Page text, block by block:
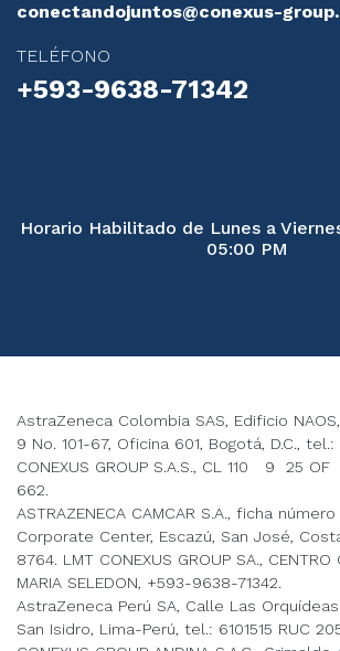
conectandojuntos@conexus-
TELÉFONO
+593-9638-71342
Horario Habilitado de Lunes a
05:00 PM
AstraZeneca Colombia SAS, Edificio
9 No. 101-67, Oficina 601, Bogotá, D.C.,
CONEXUS GROUP S.A.S., CL 110 9 25
662.
ASTRAZENECA CAMCAR S.A., ficha
Corporate Center, Escazú, San José,
8764. LMT CONEXUS GROUP SA., CENTRO
MARIA SELEDON, +593-9638-71342.
AstraZeneca Perú SA, Calle Las
San Isidro, Lima-Perú, tel.: 6101515 RUC